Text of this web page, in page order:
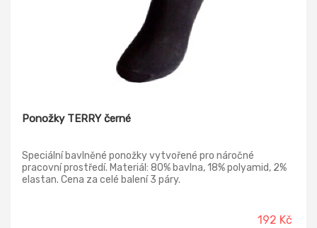
Ponožky TERRY černé
Speciální bavlněné ponožky vytvořené pro náročné
pracovní prostředí. Materiál: 80% bavlna, 18% polyamid, 2%
elastan. Cena za celé balení 3 páry.
192 Kč